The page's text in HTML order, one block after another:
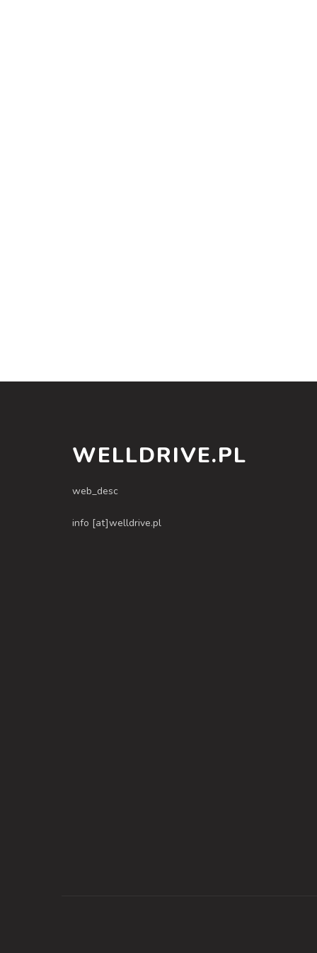
WELLDRIVE.PL
web_desc
info [at]welldrive.pl